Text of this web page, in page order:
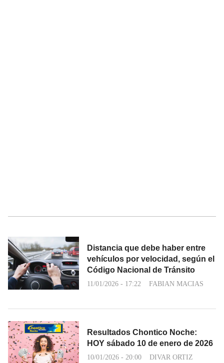
Distancia que debe haber entre
vehículos por velocidad, según el
Código Nacional de Tránsito
11/01/2026 - 17:22 FABIAN MACIAS
Resultados Chontico Noche:
HOY sábado 10 de enero de 2026
10/01/2026 - 20:00 DIVAR ORTIZ